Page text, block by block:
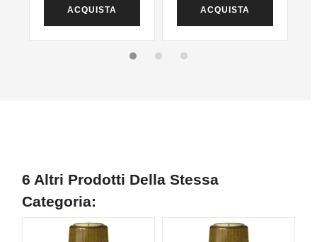
ACQUISTA ACQUISTA
6 Altri Prodotti Della Stessa
Categoria: